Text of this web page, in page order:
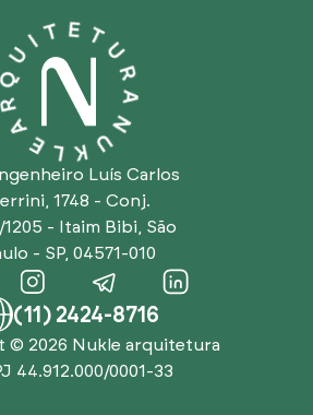
Luís Carlos
1748 - Conj.
1205 - Itaim Bibi, São
- SP, 04571-010
(11) 2424-8716
© 2026 Nukle arquitetura
44.912.000/0001-33